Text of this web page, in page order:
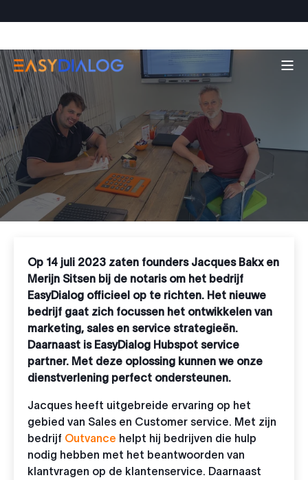
Op 14 juli 2023 zaten founders Jacques Bakx en
Merijn Sitsen bij de notaris om het bedrijf
EasyDialog officieel op te richten. Het nieuwe
bedrijf gaat zich focussen het ontwikkelen van
marketing, sales en service strategieën.
Daarnaast is EasyDialog Hubspot service
partner. Met deze oplossing kunnen we onze
dienstverlening perfect ondersteunen.
Jacques heeft uitgebreide ervaring op het
gebied van Sales en Customer service. Met zijn
bedrijf Outvance helpt hij bedrijven die hulp
nodig hebben met het beantwoorden van
klantvragen op de klantenservice. Daarnaast